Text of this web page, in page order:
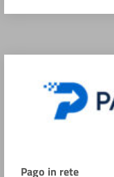
Pago in rete